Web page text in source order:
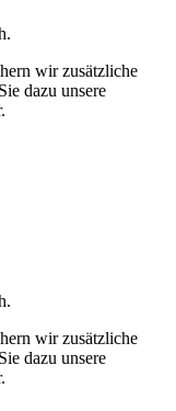
wir zusätzliche
dazu unsere
wir zusätzliche
dazu unsere